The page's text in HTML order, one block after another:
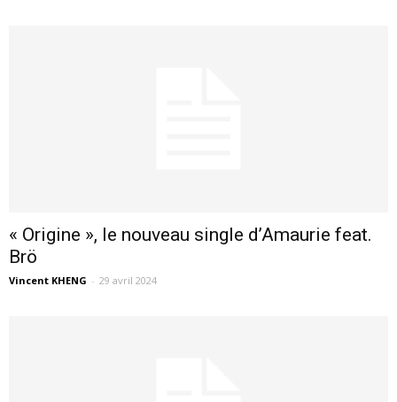
« Origine », le nouveau single d’Amaurie feat.
Brö
Vincent KHENG - 29 avril 2024